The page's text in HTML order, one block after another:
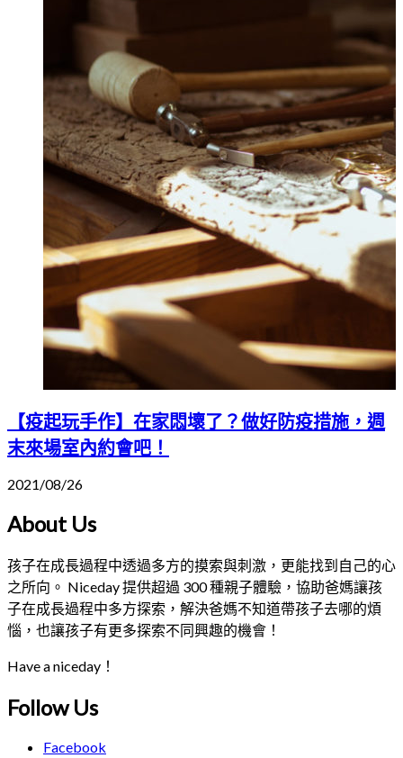
【疫起玩手作】在家悶壞了？做好防疫措施，週
末來場室內約會吧！
2021/08/26
About Us
孩子在成長過程中透過多方的摸索與刺激，更能找到自己的心
之所向。 Niceday 提供超過 300 種親子體驗，協助爸媽讓孩
子在成長過程中多方探索，解決爸媽不知道帶孩子去哪的煩
惱，也讓孩子有更多探索不同興趣的機會！
Have a niceday！
Follow Us
Facebook